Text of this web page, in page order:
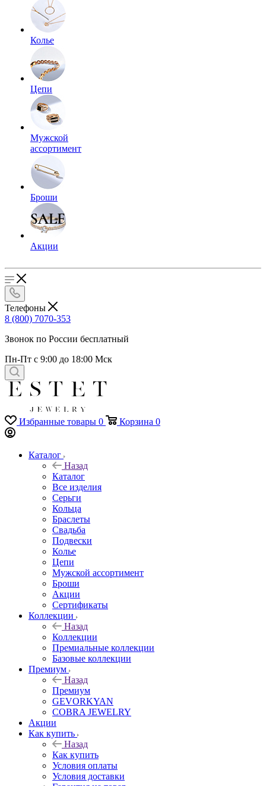
Колье
Цепи
Мужской
ассортимент
Броши
Акции
Телефоны
8 (800) 7070-353
Звонок по России бесплатный
Пн-Пт с 9:00 до 18:00 Мск
Избранные товары 0 Корзина 0
Каталог
Назад
Каталог
Все изделия
Серьги
Кольца
Браслеты
Свадьба
Подвески
Колье
Цепи
Мужской ассортимент
Броши
Акции
Сертификаты
Коллекции
Назад
Коллекции
Премиальные коллекции
Базовые коллекции
Премиум
Назад
Премиум
GEVORKYAN
COBRA JEWELRY
Акции
Как купить
Назад
Как купить
Условия оплаты
Условия доставки